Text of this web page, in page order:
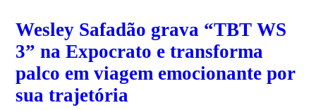
Wesley Safadão grava “TBT WS
3” na Expocrato e transforma
palco em viagem emocionante por
sua trajetória